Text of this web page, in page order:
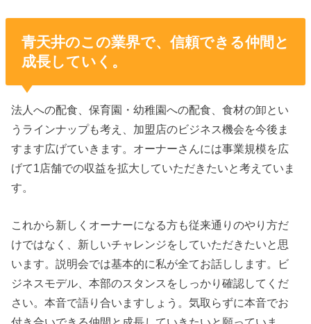
青天井のこの業界で、信頼できる仲間と
成長していく。
法人への配食、保育園・幼稚園への配食、食材の卸とい
うラインナップも考え、加盟店のビジネス機会を今後ま
すます広げていきます。オーナーさんには事業規模を広
げて1店舗での収益を拡大していただきたいと考えていま
す。
これから新しくオーナーになる方も従来通りのやり方だ
けではなく、新しいチャレンジをしていただきたいと思
います。説明会では基本的に私が全てお話しします。ビ
ジネスモデル、本部のスタンスをしっかり確認してくだ
さい。本音で語り合いますしょう。気取らずに本音でお